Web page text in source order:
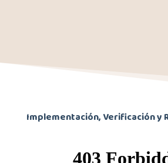
Implementación, Verificación y